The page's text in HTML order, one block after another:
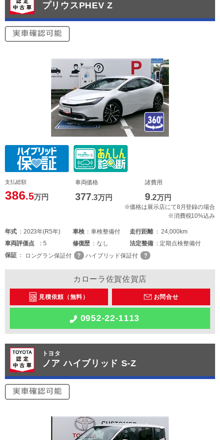
プリウスPHEV Z
支払総額
386.5万円
車両価格
377.3万円
諸費用
9.2万円
※価格は展示店にて8月登録の場合
※消費税10%込み
年式 2023年(R5年) 車検 車検整備付 走行距離
24,000km
車両評価点 5 修復歴 なし 法定整備
定期点検整備付
保証
ロングラン保証付 ハイブリッド保証付
カローラ佐賀佐賀店
見積依頼（無料） お問合せ
0952-22-1113
トヨタ
ノア ハイブリッド S-Z